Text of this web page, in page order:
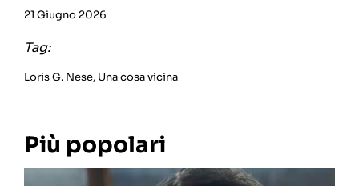
21 Giugno 2026
Tag:
Loris G. Nese, Una cosa vicina
Più popolari